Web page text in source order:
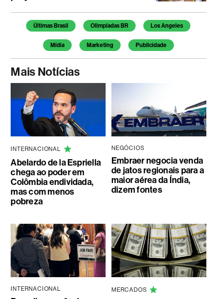
Temas deste artigo
Últimas Brasil Olimpíadas BR Los Angeles
Mídia Marketing Publicidade
Mais Notícias
INTERNACIONAL
Abelardo de la Espriella
chega ao poder em
Colômbia endividada,
mas com menos
pobreza
NEGÓCIOS
Embraer negocia venda
de jatos regionais para a
maior aérea da Índia,
dizem fontes
INTERNACIONAL MERCADOS